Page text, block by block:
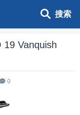
搜索
19 Vanquish
0